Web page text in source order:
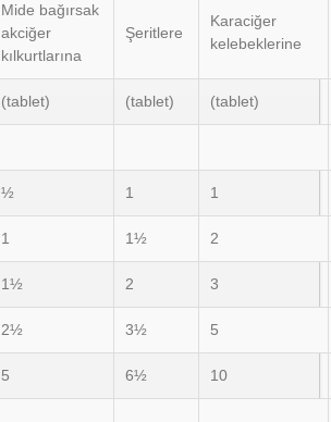
Mide bağırsak
akciğer
kılkurtlarına
Şeritlere
Karaciğer
kelebeklerine
(tablet) (tablet) (tablet)
½ 1 1
1 1½ 2
1½ 2 3
2½ 3½ 5
5 6½ 10